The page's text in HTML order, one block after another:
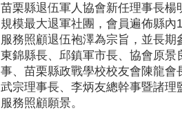
苗栗縣退伍軍人協會新任理事長
規模最大退軍社團，會員遍佈縣
服務照顧退伍袍澤為宗旨，並長
東錦縣長、邱鎮軍市長、協會原
事、苗栗縣政戰學校校友會陳龍
武宗理事長、李炳友總幹事暨諸
服務照顧願景。